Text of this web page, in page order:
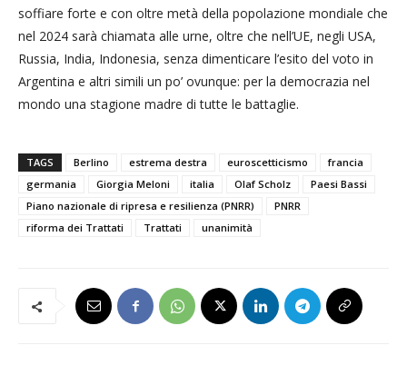
soffiare forte e con oltre metà della popolazione mondiale che
nel 2024 sarà chiamata alle urne, oltre che nell’UE, negli USA,
Russia, India, Indonesia, senza dimenticare l’esito del voto in
Argentina e altri simili un po’ ovunque: per la democrazia nel
mondo una stagione madre di tutte le battaglie.
TAGS Berlino estrema destra euroscetticismo
francia
germania
Giorgia Meloni italia Olaf Scholz
Paesi Bassi
Piano nazionale di ripresa e resilienza (PNRR)
PNRR
riforma dei Trattati
Trattati unanimità